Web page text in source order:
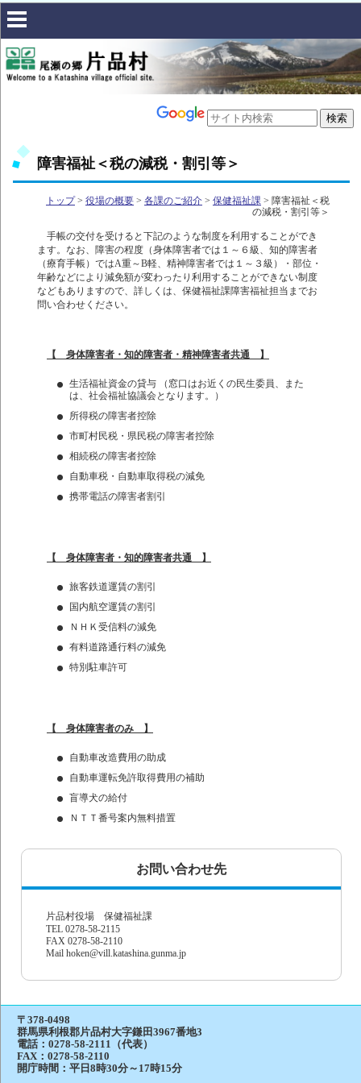
障害福祉＜税の減税・割引等＞
トップ> 役場の概要 > 各課のご紹介 > 保健福祉課 > 障害福祉＜税
の減税・割引等＞
手帳の交付を受けると下記のような制度を利用することができ
ます。なお、障害の程度（身体障害者では１～６級、知的障害者
（療育手帳）ではA重～B軽、精神障害者では１～３級）・部位・
年齢などにより減免額が変わったり利用することができない制度
などもありますので、詳しくは、保健福祉課障害福祉担当までお
問い合わせください。
【 身体障害者・知的障害者・精神障害者共通 】
生活福祉資金の貸与 （窓口はお近くの民生委員、また
は、社会福祉協議会となります。）
所得税の障害者控除
市町村民税・県民税の障害者控除
相続税の障害者控除
自動車税・自動車取得税の減免
携帯電話の障害者割引
【 身体障害者・知的障害者共通 】
旅客鉄道運賃の割引
国内航空運賃の割引
ＮＨＫ受信料の減免
有料道路通行料の減免
特別駐車許可
【 身体障害者のみ 】
自動車改造費用の助成
自動車運転免許取得費用の補助
盲導犬の給付
ＮＴＴ番号案内無料措置
お問い合わせ先
片品村役場 保健福祉課
TEL 0278-58-2115
FAX 0278-58-2110
Mail hoken@vill.katashina.gunma.jp
〒378-0498
群馬県利根郡片品村大字鎌田3967番地3
電話： 0278-58-2111（代表）
FAX：0278-58-2110
開庁時間：平日8時30分～17時15分